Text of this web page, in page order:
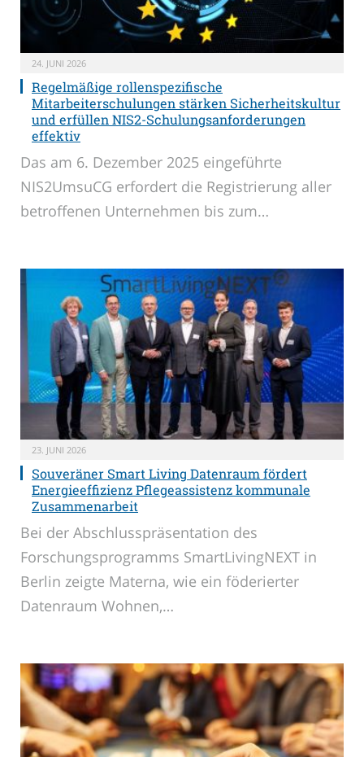
24. JUNI 2026
Regelmäßige rollenspezifische
Mitarbeiterschulungen stärken Sicherheitskultur
und erfüllen NIS2-Schulungsanforderungen
effektiv
Das am 6. Dezember 2025 eingeführte
NIS2UmsuCG erfordert die Registrierung aller
betroffenen Unternehmen bis zum…
23. JUNI 2026
Souveräner Smart Living Datenraum fördert
Energieeffizienz Pflegeassistenz kommunale
Zusammenarbeit
Bei der Abschlusspräsentation des
Forschungsprogramms SmartLivingNEXT in
Berlin zeigte Materna, wie ein föderierter
Datenraum Wohnen,…